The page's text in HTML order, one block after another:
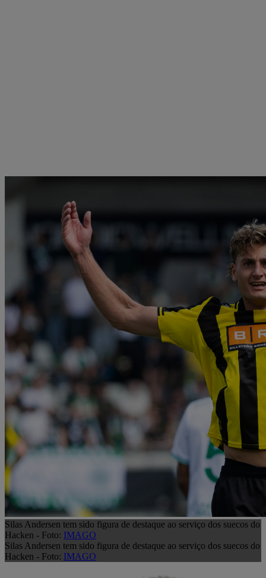
Silas Andersen tem sido figura de destaque ao serviço dos suecos do
Hacken - Foto: IMAGO
Silas Andersen tem sido figura de destaque ao serviço dos suecos do
Hacken - Foto: IMAGO